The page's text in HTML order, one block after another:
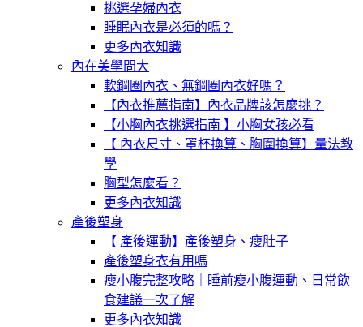
挑選孕婦內衣
睡眠內衣是必須的嗎？
更多內衣知識
內在美學問大
軟鋼圈內衣、無鋼圈內衣好嗎？
【內衣推薦指南】內衣品牌該怎麼挑？
【小胸內衣挑選指南 】小胸女孩必看
【 內衣尺寸、罩杯換算、胸圍換算】量法教
學
胸型怎麼看？
更多內衣知識
產後塑身
【 產後運動】產後塑身、瘦肚子
產後塑身衣有用嗎
瘦小腹完整攻略｜睡前瘦小腹運動、日常飲
食建議一次了解
更多內衣知識